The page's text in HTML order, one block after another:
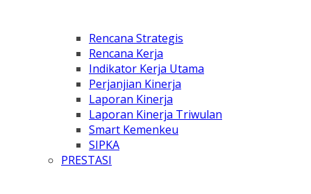
Rencana Strategis
Rencana Kerja
Indikator Kerja Utama
Perjanjian Kinerja
Laporan Kinerja
Laporan Kinerja Triwulan
Smart Kemenkeu
SIPKA
PRESTASI